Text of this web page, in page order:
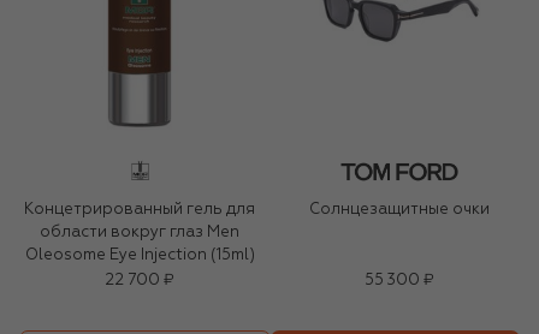
Концетрированный гель для
области вокруг глаз Men
Oleosome Eye Injection (15ml)
22 700 ₽
Солнцезащитные очки
55 300 ₽